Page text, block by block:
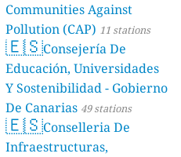
Communities Against
Pollution (CAP) 11 stations
🇪🇸Consejería De
Educación, Universidades
Y Sostenibilidad - Gobierno
De Canarias 49 stations
🇪🇸Conselleria De
Infraestructuras,